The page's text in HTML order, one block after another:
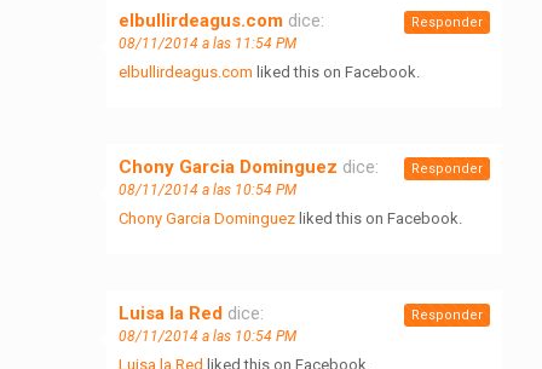
elbullirdeagus.com dice:
08/11/2014 a las 11:54 PM
elbullirdeagus.com liked this on Facebook.
Responder
Chony Garcia Dominguez dice:
08/11/2014 a las 10:54 PM
Chony Garcia Dominguez liked this on Facebook.
Responder
Luisa la Red dice:
08/11/2014 a las 10:54 PM
Luisa la Red liked this on Facebook.
Responder